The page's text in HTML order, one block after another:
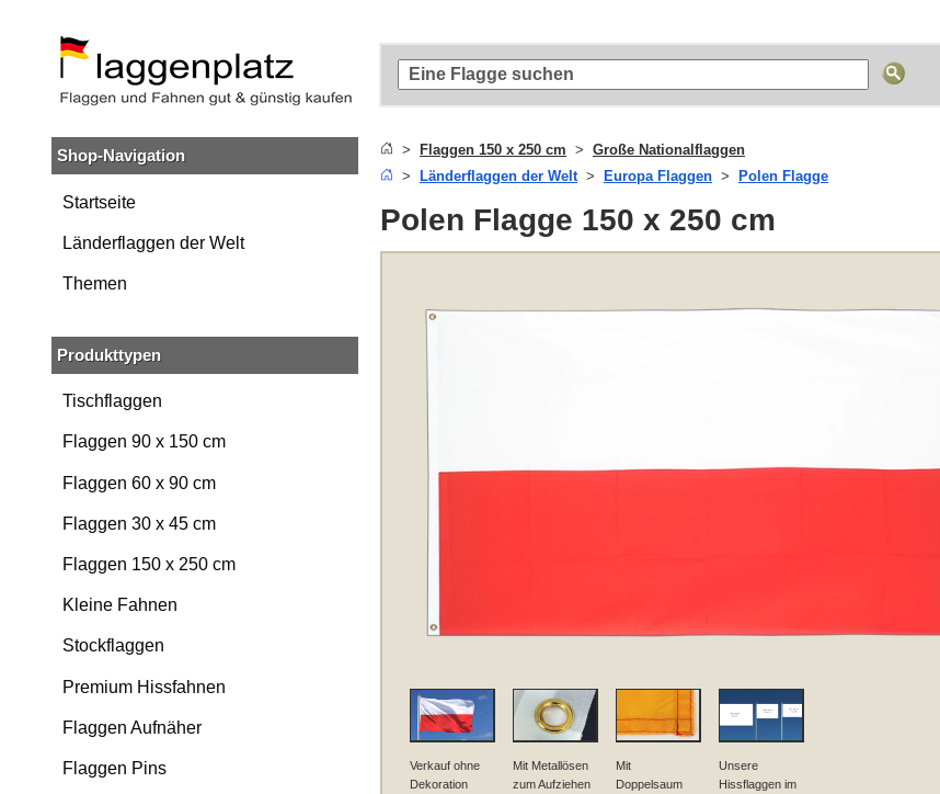
Hauptinhalt
springen
Suche
Zur
Navigation
springen
Shop-Navigation
Startseite
Länderflaggen der Welt
Themen
Produkttypen
Tischflaggen
Flaggen 90 x 150 cm
Flaggen 60 x 90 cm
Flaggen 30 x 45 cm
Flaggen 150 x 250 cm
Kleine Fahnen
Stockflaggen
Premium Hissfahnen
Flaggen Aufnäher
Flaggen Pins
Flaggen 150 x 250 cm
Große Nationalflaggen
Länderflaggen der Welt
Europa Flaggen Polen Flagge
Polen Flagge 150 x 250 cm
Verkauf ohne
Dekoration
Mit Metallösen
zum Aufziehen
Mit
Doppelsaum
Unsere
Hissflaggen im